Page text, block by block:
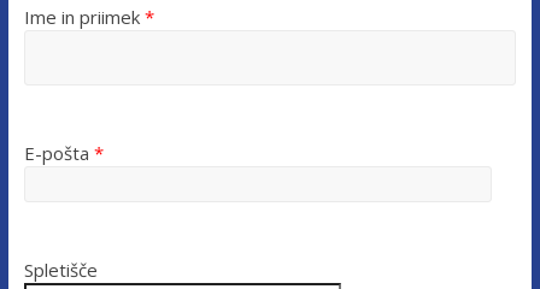
Ime in priimek *
E-pošta *
Spletišče